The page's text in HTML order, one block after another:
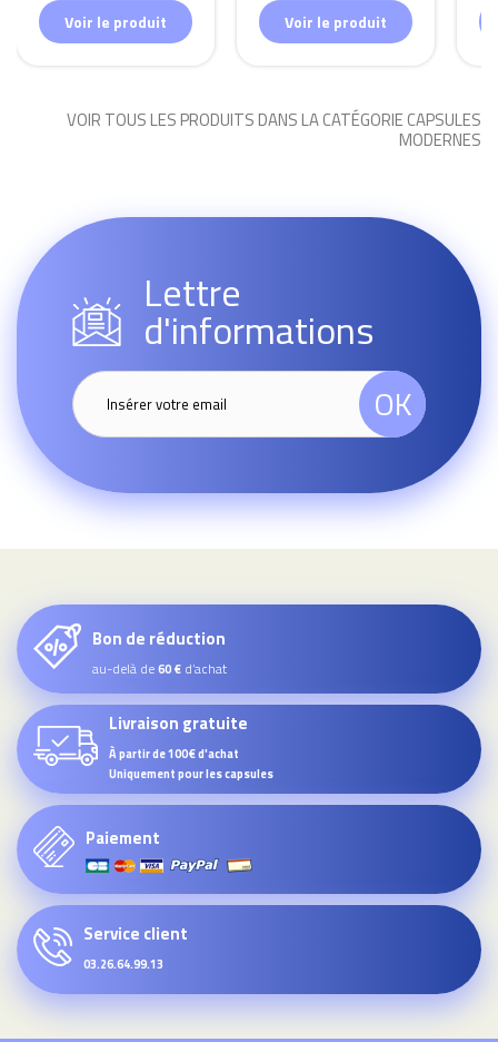
Voir le produit Voir le produit
VOIR TOUS LES PRODUITS DANS LA CATÉGORIE CAPSULES
MODERNES
Lettre
d'informations
OK
Bon de réduction
au-delà de60 € d’achat
Livraison gratuite
À partir de 100€ d'achat
Uniquement pour les capsules
Paiement
Service client
03.26.64.99.13